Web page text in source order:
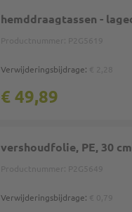
hemddraagtassen -
Verwijderingsbijdrage:
€ 49,89
vershoudfolie, PE, 30
Verwijderingsbijdrage: